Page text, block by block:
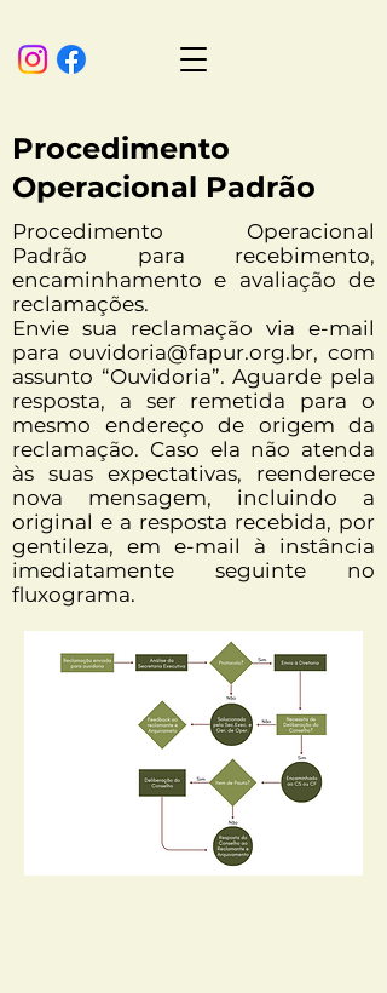
Procedimento
Operacional Padrão
Procedimento Operacional
Padrão para recebimento,
encaminhamento e avaliação de
reclamações.
Envie sua reclamação via e-mail
para ouvidoria@fapur.org.br, com
assunto “Ouvidoria”. Aguarde pela
resposta, a ser remetida para o
mesmo endereço de origem da
reclamação. Caso ela não atenda
às suas expectativas, reenderece
nova mensagem, incluindo a
original e a resposta recebida, por
gentileza, em e-mail à instância
imediatamente seguinte no
fluxograma.